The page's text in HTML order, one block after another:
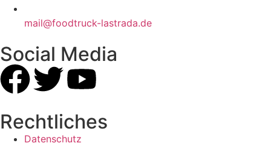
mail@foodtruck-lastrada.de
Social Media
Rechtliches
Datenschutz